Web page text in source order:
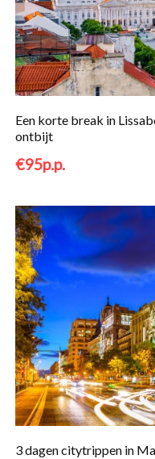
Een korte break in
ontbijt
€95p.p.
3 dagen citytrippen in